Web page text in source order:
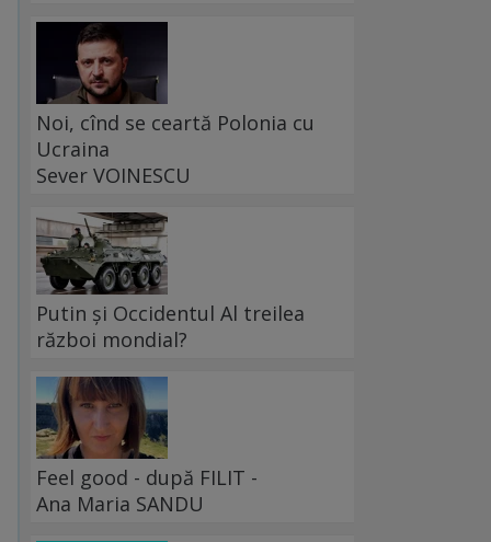
Noi, cînd se ceartă Polonia cu
Ucraina
Sever VOINESCU
Putin și Occidentul Al treilea
război mondial?
Feel good - după FILIT -
Ana Maria SANDU